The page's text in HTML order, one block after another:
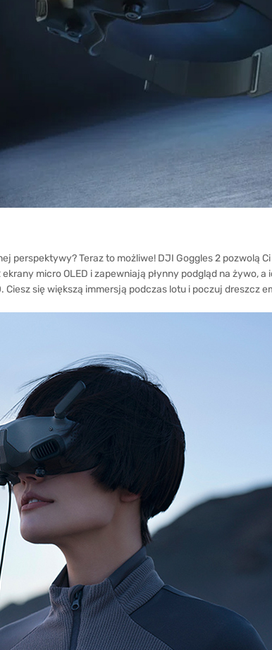
perspektywy? Teraz to możliwe! DJI Goggles 2 pozwolą
micro OLED i zapewniają płynny podgląd na żywo,
się większą immersją podczas lotu i poczuj dreszcz